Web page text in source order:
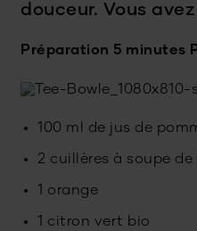
douceur. Vous
Préparation 5 minutes
100 ml de jus de
2 cuillères à soupe
1 orange
1 citron vert bio